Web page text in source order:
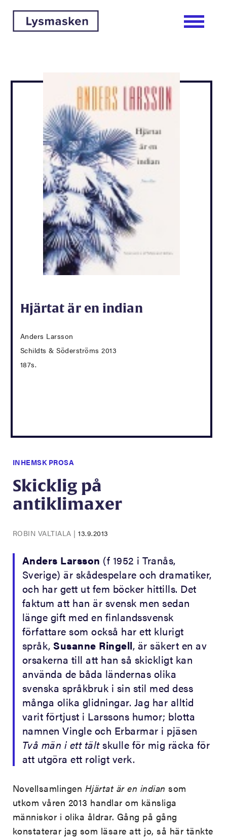
Hjärtat är en indian
Anders Larsson
Schildts & Söderströms 2013
187s.
INHEMSK PROSA
Skicklig på
antiklimaxer
ROBIN VALTIALA |13.9.2013
Anders Larsson (f 1952 i Tranås,
Sverige) är skådespelare och dramatiker,
och har gett ut fem böcker hittills. Det
faktum att han är svensk men sedan
länge gift med en finlandssvensk
författare som också har ett klurigt
språk,Susanne Ringell, är säkert en av
orsakerna till att han så skickligt kan
använda de båda ländernas olika
svenska språkbruk i sin stil med dess
många olika glidningar. Jag har alltid
varit förtjust i Larssons humor; blotta
namnen Vingle och Erbarmar i pjäsen
Två män i ett tältskulle för mig räcka för
att utgöra ett roligt verk.
Novellsamlingen Hjärtat är en indian som
utkom våren 2013 handlar om känsliga
människor i olika åldrar. Gång på gång
konstaterar jag som läsare att jo, så här tänkte